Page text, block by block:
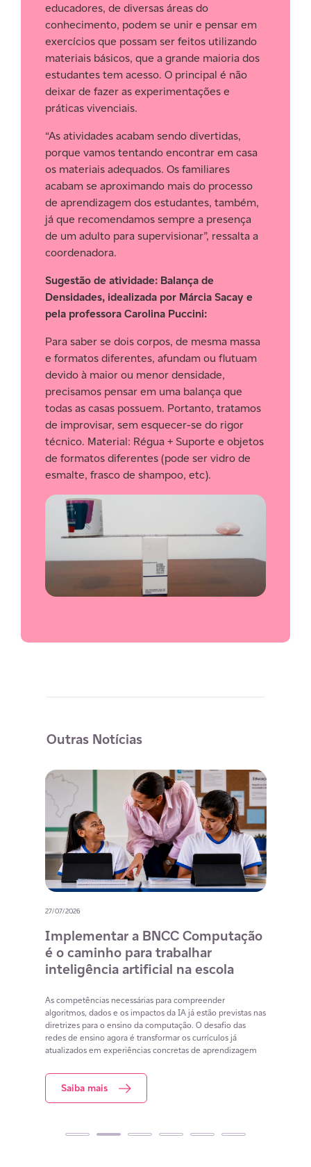
educadores, de diversas áreas do
conhecimento, podem se unir e pensar em
exercícios que possam ser feitos utilizando
materiais básicos, que a grande maioria dos
estudantes tem acesso. O principal é não
deixar de fazer as experimentações e
práticas vivenciais.
“As atividades acabam sendo divertidas,
porque vamos tentando encontrar em casa
os materiais adequados. Os familiares
acabam se aproximando mais do processo
de aprendizagem dos estudantes, também,
já que recomendamos sempre a presença
de um adulto para supervisionar”, ressalta a
coordenadora.
Sugestão de atividade: Balança de
Densidades, idealizada por Márcia Sacay e
pela professora Carolina Puccini:
Para saber se dois corpos, de mesma massa
e formatos diferentes, afundam ou flutuam
devido à maior ou menor densidade,
precisamos pensar em uma balança que
todas as casas possuem. Portanto, tratamos
de improvisar, sem esquecer-se do rigor
técnico. Material: Régua + Suporte e objetos
de formatos diferentes (pode ser vidro de
esmalte, frasco de shampoo, etc).
Outras Notícias
27/07/2026
Implementar a BNCC Computação
é o caminho para trabalhar
inteligência artificial na escola
As competências necessárias para compreender
algoritmos, dados e os impactos da IA já estão previstas nas
diretrizes para o ensino da computação. O desafio das
redes de ensino agora é transformar os currículos já
atualizados em experiências concretas de aprendizagem
Saiba mais